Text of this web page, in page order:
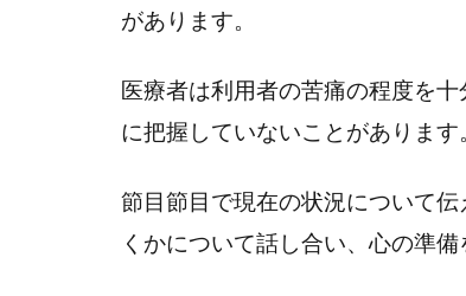
4.1
体症
状と
生活
難要
因の
があります。
医療者は利用者の苦痛の程度を
に把握していないことがあります
節目節目で現在の状況について
くかについて話し合い、心の準